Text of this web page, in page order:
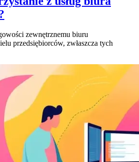
zewnętrznemu biuru
przedsiębiorców, zwłaszcza tych